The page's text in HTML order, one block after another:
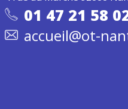
01 47 21 58
accueil@ot-